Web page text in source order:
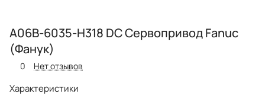
A06B-6035-H318 DC Сервопривод Fanuc
(Фанук)
0 Нет отзывов
Характеристики